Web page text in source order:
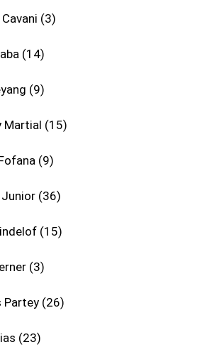
3
14
9
Martial 15
9
36
15
3
Partey 26
23